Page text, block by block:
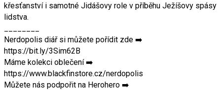
křesťanství i samotné Jidášovy role v příběhu Ježíšovy spásy
lidstva.
Nerdopolis diář si můžete pořídit zde ➡️
https://bit.ly/3Sim62B
Máme kolekci oblečení ➡️
https://www.blackfinstore.cz/nerdopolis
Můžete nás podpořit na Herohero ➡️